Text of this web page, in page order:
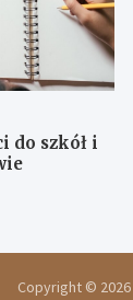
do szkół i
Copyright © 2026